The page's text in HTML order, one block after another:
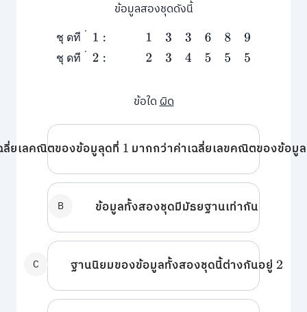
ข้อมูลสองชุดดังนี้
ชุ ดท
ี
ชุ ดท
ี
ชุดที่ 1 9 ชุดที่ :2 45 5
ข้อใดผิด
ลี่ยเลคณิตของข้อมูลุดที่ 1 มากกว่าค่าเฉลี่ยเลขคณิตของข้อมู
B ข้อมูลทั้งสองชุดมีมัธยฐานเท่ากัน
C ฐานนิยมของข้อมูลทั้งสองชุดนี้ต่างกันอยู่ 2